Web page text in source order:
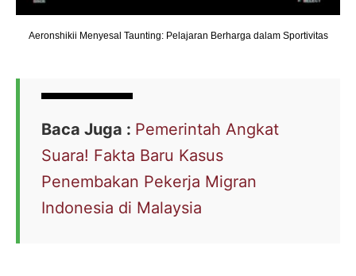
Aeronshikii Menyesal Taunting: Pelajaran Berharga dalam Sportivitas
Baca Juga : Pemerintah Angkat
Suara! Fakta Baru Kasus
Penembakan Pekerja Migran
Indonesia di Malaysia